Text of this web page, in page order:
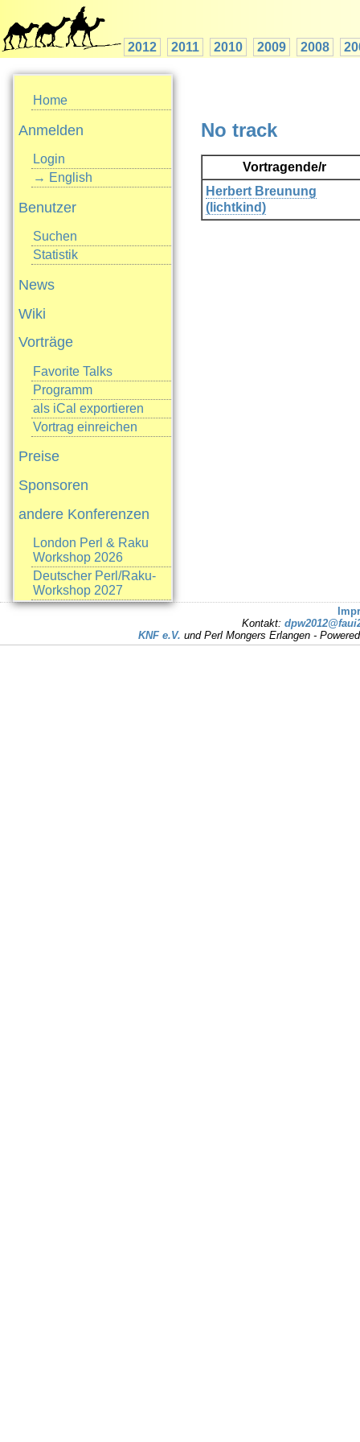
2012 2011 2010 2009 2008
Home
Anmelden
Login
→ English
Benutzer
Suchen
Statistik
News
Wiki
Vorträge
Favorite Talks
Programm
als iCal exportieren
Vortrag einreichen
Preise
Sponsoren
andere Konferenzen
London Perl & Raku
Workshop 2026
Deutscher Perl/Raku-
Workshop 2027
No track
Vortragende/r
Herbert Breunung
(‎lichtkind‎)
Kontakt:
KNF e.V. und Perl Mongers Erlangen -